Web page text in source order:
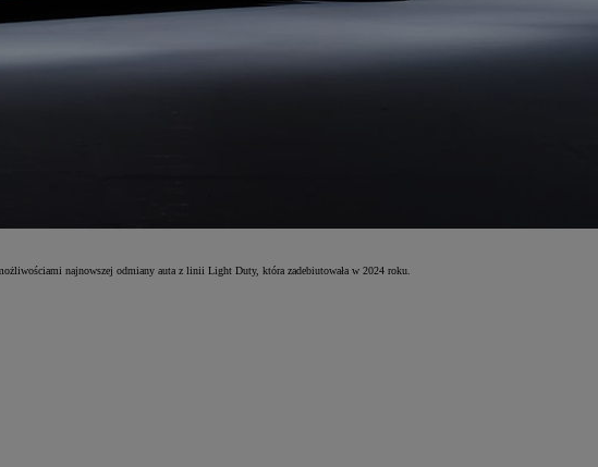
najnowszej odmiany auta z linii Light Duty, która zadebiutowała w 2024 roku.